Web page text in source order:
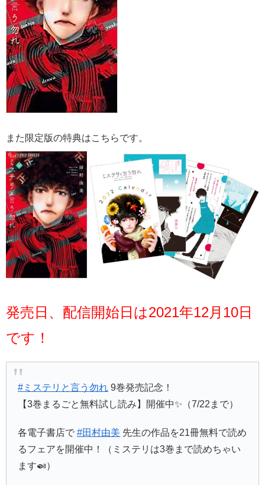
また限定版の特典はこちらです。
発売日、配信開始日は2021年12月10日
です！
#ミステリと言う勿れ 9巻発売記念！
【3巻まるごと無料試し読み】開催中✨（7/22まで）
各電子書店で#田村由美 先生の作品を21冊無料で読め
るフェアを開催中！（ミステリは3巻まで読めちゃい
ます🍛）